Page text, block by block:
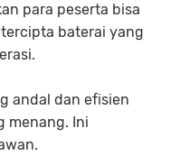
para peserta bisa
baterai yang
andal dan efisien
menang. Ini